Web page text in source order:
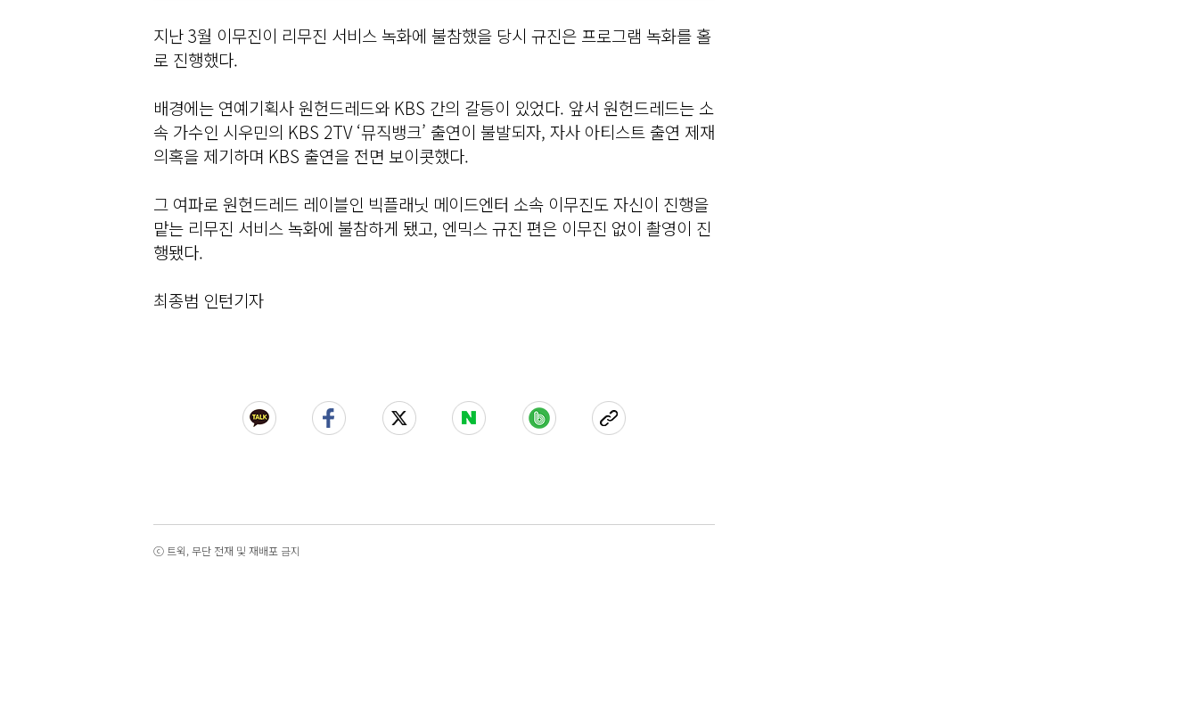
지난 3월 이무진이 리무진 서비스 녹화에 불참했을 당시 규진은 프로그램 녹화를 홀
로 진행했다.
배경에는 연예기획사 원헌드레드와 KBS 간의 갈등이 있었다. 앞서 원헌드레드는 소
속 가수인 시우민의 KBS 2TV ‘뮤직뱅크’ 출연이 불발되자, 자사 아티스트 출연 제재
의혹을 제기하며 KBS 출연을 전면 보이콧했다.
그 여파로 원헌드레드 레이블인 빅플래닛 메이드엔터 소속 이무진도 자신이 진행을
맡는 리무진 서비스 녹화에 불참하게 됐고, 엔믹스 규진 편은 이무진 없이 촬영이 진
행됐다.
최종범 인턴기자
ⓒ 트윅, 무단 전재 및 재배포 금지